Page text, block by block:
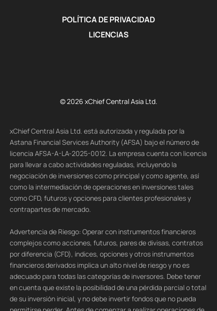
POLÍTICA DE PRIVACIDAD
LICENCIAS
© 2026 xChief Central Asia Ltd.
xChief Central Asia Ltd. está autorizada y regulada por la
Astana Financial Services Authority (AFSA) bajo el número de
licencia AFSA-A-LA-2025-0012. La empresa cuenta con licencia
para llevar a cabo actividades reguladas, incluyendo la
negociación de inversiones como principal y como agente, así
como la intermediación de operaciones en inversiones tales
como CFD, futuros y opciones para clientes profesionales y
contrapartes de mercado.
Advertencia de Riesgo: Operar con instrumentos financieros
complejos como acciones, futuros, pares de divisas, contratos
por diferencia (CFD), índices, opciones y otros instrumentos
financieros derivados implica un alto nivel de riesgo y no es
adecuado para todas las categorías de inversores. Debe tener
en cuenta que existe la posibilidad de una pérdida parcial o total
de su inversión inicial, y no debe invertir fondos que no pueda